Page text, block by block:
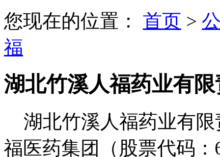
您现在的位置： 首页 >
福
湖北竹溪人福药业有
湖北竹溪人福药业有限
福医药集团
（ 股票代码：